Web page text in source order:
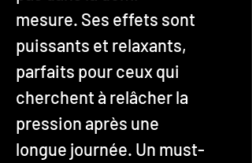
mesure. Ses effets sont
puissants et relaxants,
parfaits pour ceux qui
cherchent à relâcher la
pression après une
longue journée. Un must-